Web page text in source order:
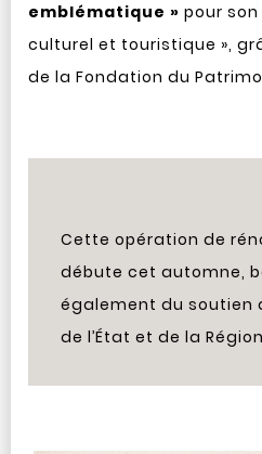
emblématique » pour
culturel et touristique »,
de la Fondation du
Cette opération de
débute cet automne,
également du soutien
de l’État et de la